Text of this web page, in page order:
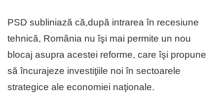
PSD subliniază că,după intrarea în recesiune
tehnică, România nu îşi mai permite un nou
blocaj asupra acestei reforme, care îşi propune
să încurajeze investiţiile noi în sectoarele
strategice ale economiei naţionale.